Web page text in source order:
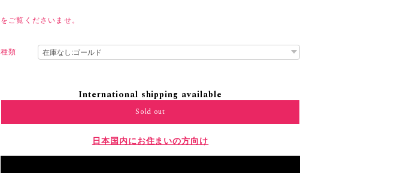
をご覧くださいませ。
種類
International shipping available
Sold out
日本国内にお住まいの方向け